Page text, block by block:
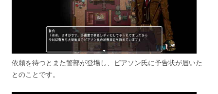
依頼を待つとまた警部が登場し、ピアソン氏に予告状が届いた
とのことです。